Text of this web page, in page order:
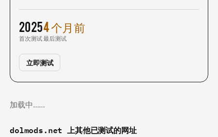
2025
首次测试
4 个月前
最后测试
立即测试
加载中……
dolmods.net 上其他已测试的网址